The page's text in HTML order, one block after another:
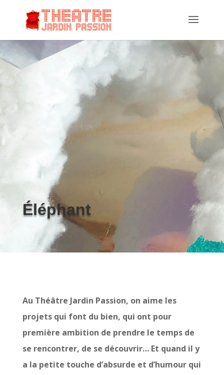
Éléphant
Au Théâtre Jardin Passion, on aime les
projets qui font du bien, qui ont pour
première ambition de prendre le temps de
se rencontrer, de se découvrir… Et quand il y
a la petite touche d’absurde et d’humour qui